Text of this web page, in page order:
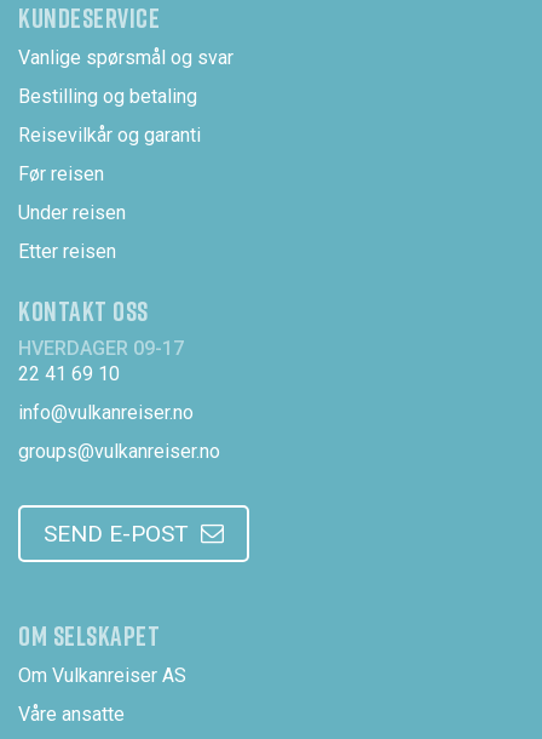
KUNDESERVICE
Vanlige spørsmål og svar
Bestilling og betaling
Reisevilkår og garanti
Før reisen
Under reisen
Etter reisen
KONTAKT OSS
HVERDAGER 09-17
22 41 69 10
info@vulkanreiser.no
groups@vulkanreiser.no
SEND E-POST
OM SELSKAPET
Om Vulkanreiser AS
Våre ansatte